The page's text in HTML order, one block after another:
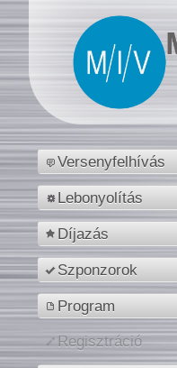
Versenyfelhívás
Lebonyolítás
Díjazás
Szponzorok
Program
Regisztráció